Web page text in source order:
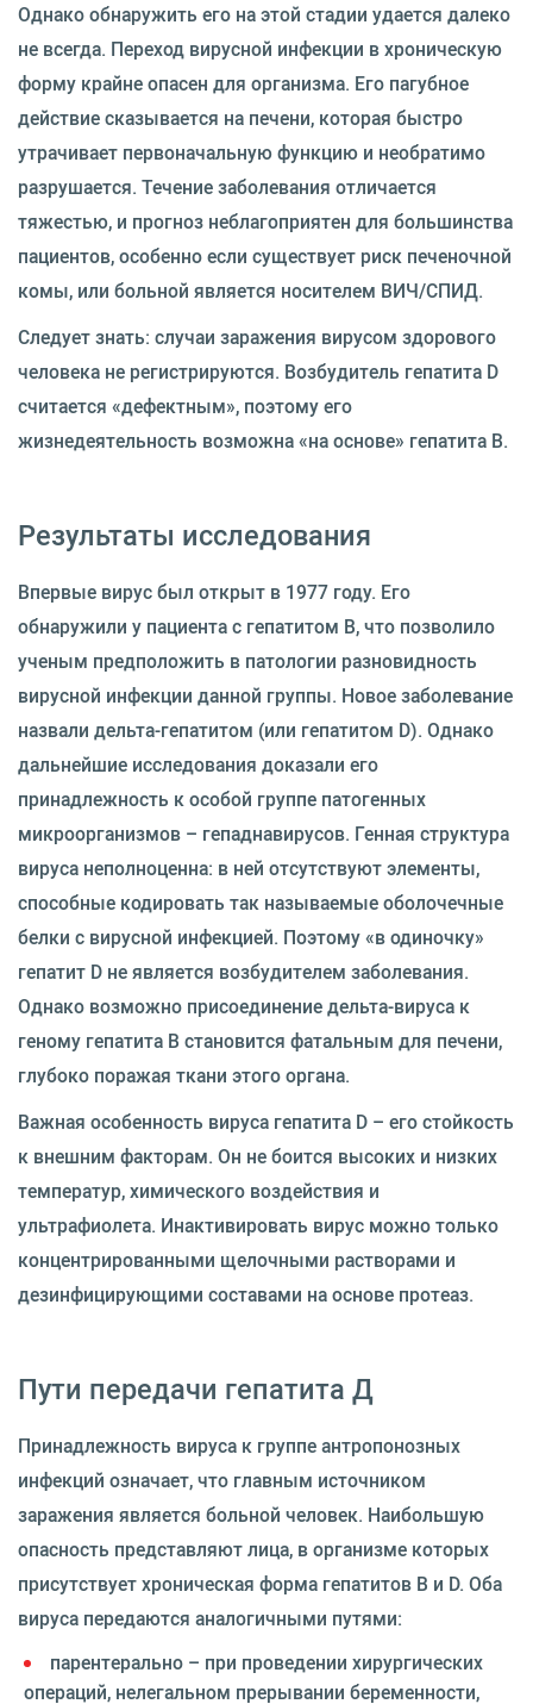
Однако обнаружить его на этой стадии удается далеко
не всегда. Переход вирусной инфекции в хроническую
форму крайне опасен для организма. Его пагубное
действие сказывается на печени, которая быстро
утрачивает первоначальную функцию и необратимо
разрушается. Течение заболевания отличается
тяжестью, и прогноз неблагоприятен для большинства
пациентов, особенно если существует риск печеночной
комы, или больной является носителем ВИЧ/СПИД.
Следует знать: случаи заражения вирусом здорового
человека не регистрируются. Возбудитель гепатита D
считается «дефектным», поэтому его
жизнедеятельность возможна «на основе» гепатита В.
Результаты исследования
Впервые вирус был открыт в 1977 году. Его
обнаружили у пациента с гепатитом В, что позволило
ученым предположить в патологии разновидность
вирусной инфекции данной группы. Новое заболевание
назвали дельта-гепатитом (или гепатитом D). Однако
дальнейшие исследования доказали его
принадлежность к особой группе патогенных
микроорганизмов – гепаднавирусов. Генная структура
вируса неполноценна: в ней отсутствуют элементы,
способные кодировать так называемые оболочечные
белки с вирусной инфекцией. Поэтому «в одиночку»
гепатит D не является возбудителем заболевания.
Однако возможно присоединение дельта-вируса к
геному гепатита В становится фатальным для печени,
глубоко поражая ткани этого органа.
Важная особенность вируса гепатита D – его стойкость
к внешним факторам. Он не боится высоких и низких
температур, химического воздействия и
ультрафиолета. Инактивировать вирус можно только
концентрированными щелочными растворами и
дезинфицирующими составами на основе протеаз.
Пути передачи гепатита Д
Принадлежность вируса к группе антропонозных
инфекций означает, что главным источником
заражения является больной человек. Наибольшую
опасность представляют лица, в организме которых
присутствует хроническая форма гепатитов В и D. Оба
вируса передаются аналогичными путями:
парентерально – при проведении хирургических
операций, нелегальном прерывании беременности,